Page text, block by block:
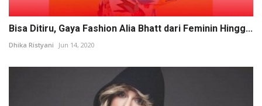
Bisa Ditiru, Gaya Fashion Alia Bhatt dari Feminin Hingg...
Dhika Ristyani Jun 14, 2020